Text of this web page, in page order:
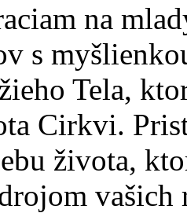
na
s
Tela,
Cirkvi.
života,